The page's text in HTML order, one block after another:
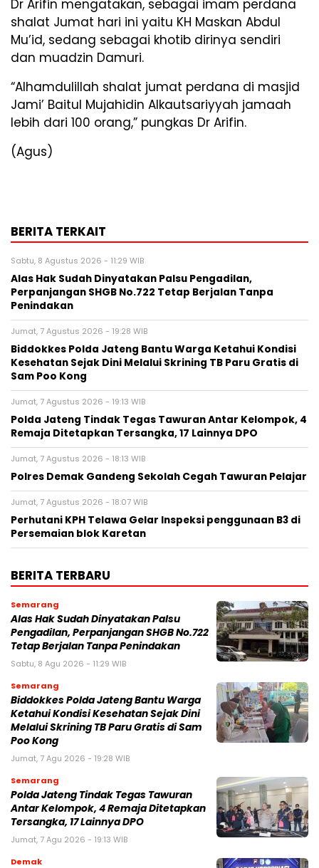
Dr Arifin mengatakan, sebagai imam perdana
shalat Jumat hari ini yaitu KH Maskan Abdul
Mu’id, sedang sebagai khotib dirinya sendiri
dan muadzin Damuri.
“Alhamdulillah shalat jumat perdana di masjid
Jami’ Baitul Mujahidin Alkautsariyyah jamaah
lebih dari 100 orang,” pungkas Dr Arifin.
(Agus)
BERITA TERKAIT
Sabtu, 8 Agustus 2026 - 11:29 WIB
Alas Hak Sudah Dinyatakan Palsu Pengadilan,
Perpanjangan SHGB No.722 Tetap Berjalan Tanpa
Penindakan
Jumat, 7 Agustus 2026 - 19:28 WIB
Biddokkes Polda Jateng Bantu Warga Ketahui Kondisi
Kesehatan Sejak Dini Melalui Skrining TB Paru Gratis di
Sam Poo Kong
Jumat, 7 Agustus 2026 - 19:13 WIB
Polda Jateng Tindak Tegas Tawuran Antar Kelompok, 4
Remaja Ditetapkan Tersangka, 17 Lainnya DPO
Jumat, 7 Agustus 2026 - 18:13 WIB
Polres Demak Gandeng Sekolah Cegah Tawuran Pelajar
Jumat, 7 Agustus 2026 - 18:07 WIB
Perhutani KPH Telawa Gelar Inspeksi penggunaan B3 di
Persemaian blok Karetan
BERITA TERBARU
Semarang
Alas Hak Sudah Dinyatakan Palsu
Pengadilan, Perpanjangan SHGB No.722
Tetap Berjalan Tanpa Penindakan
Sabtu, 8 Agu 2026 - 11:29 WIB
Semarang
Biddokkes Polda Jateng Bantu Warga
Ketahui Kondisi Kesehatan Sejak Dini
Melalui Skrining TB Paru Gratis di Sam
Poo Kong
Jumat, 7 Agu 2026 - 19:28 WIB
Semarang
Polda Jateng Tindak Tegas Tawuran
Antar Kelompok, 4 Remaja Ditetapkan
Tersangka, 17 Lainnya DPO
Jumat, 7 Agu 2026 - 19:13 WIB
Demak